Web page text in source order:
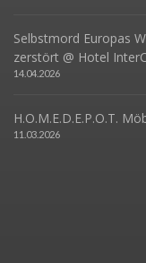
Selbstmord Europas
zerstört @ Hotel
14.04.2026
H.O.M.E.D.E.P.O.T.
11.03.2026